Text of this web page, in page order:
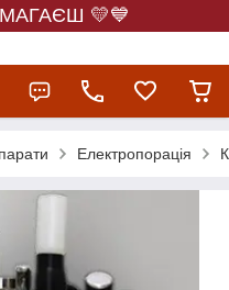
💛💙
Електропорація